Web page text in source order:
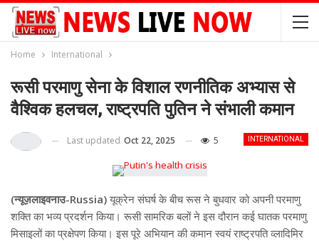
Home International
रूसी परमाणु सेना के विशाल रणनीतिक अभ्यास से
वैश्विक हलचल, राष्ट्रपति पुतिन ने संभाली कमान
INTERNATIONAL
Last updated Oct 22, 2025 5
(न्यूज़लाइवनाउ-Russia)यूक्रेन संघर्ष के बीच रूस ने बुधवार को अपनी परमाणु
शक्ति का भव्य प्रदर्शन किया। रूसी सामरिक बलों ने इस दौरान कई घातक परमाणु
मिसाइलों का प्रक्षेपण किया। इस पूरे अभियान की कमान स्वयं राष्ट्रपति व्लादिमिर